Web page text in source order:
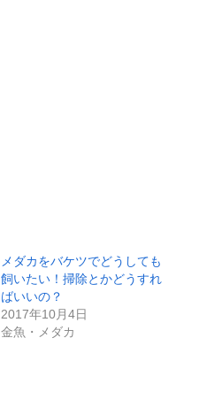
メダカをバケツでどうしても
飼いたい！掃除とかどうすれ
ばいいの？
2017年10月4日
金魚・メダカ